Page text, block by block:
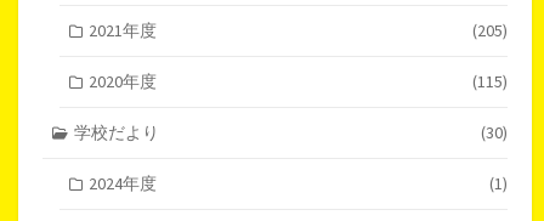
2021年度 (205)
2020年度 (115)
学校だより (30)
2024年度 (1)